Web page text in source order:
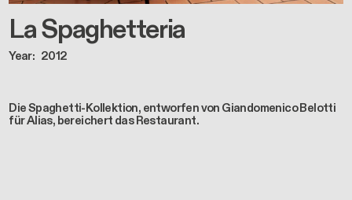
La Spaghetteria
Year 2012
Die Spaghetti-Kollektion, entworfen von Giandomenico Belotti
für Alias, bereichert das Restaurant.